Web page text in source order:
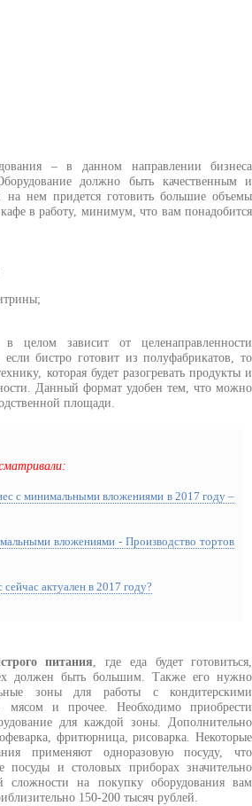
– в данном направлении бизнеса
должно быть качественным и
на нем придется готовить большие объемы
в работу, минимум, что вам понадобится
в целом зависит от целенаправленности
бистро готовит из полуфабрикатов, то
которая будет разогревать продукты и
Данный формат удобен тем, что можно
площади.
с минимальными вложениями в 2017 году –
вложениями - Производство тортов
актуален в 2017 году?
питания , где еда будет готовиться,
должен быть большим. Также его нужно
зоны для работы с кондитерскими
мясом и прочее. Необходимо приобрести
для каждой зоны. Дополнительно
фритюрница, рисоварка. Некоторые
применяют одноразовую посуду, что
посуды и столовых приборах значительно
сложности на покупку оборудования вам
150-200 тысяч рублей.